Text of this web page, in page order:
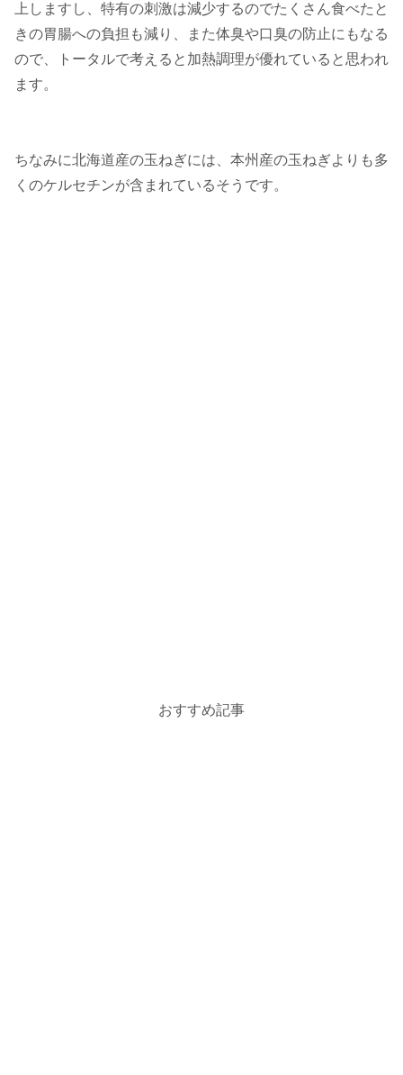
上しますし、特有の刺激は減少するのでたくさん食べたと
きの胃腸への負担も減り、また体臭や口臭の防止にもなる
ので、トータルで考えると加熱調理が優れていると思われ
ます。
ちなみに北海道産の玉ねぎには、本州産の玉ねぎよりも多
くのケルセチンが含まれているそうです。
おすすめ記事